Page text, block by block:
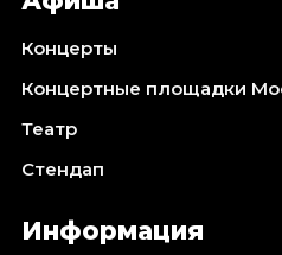
Концерты
Концертные площадки
Театр
Стендап
Информация